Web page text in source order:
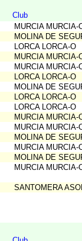
Club
MURCIA MURCIA-
MOLINA DE
LORCA LORCA-O
MURCIA MURCIA-
MURCIA MURCIA-
LORCA LORCA-O
MOLINA DE
LORCA LORCA-O
LORCA LORCA-O
MURCIA MURCIA-
MURCIA MURCIA-
MOLINA DE
MURCIA MURCIA-
MOLINA DE
MURCIA MURCIA-
SANTOMERA